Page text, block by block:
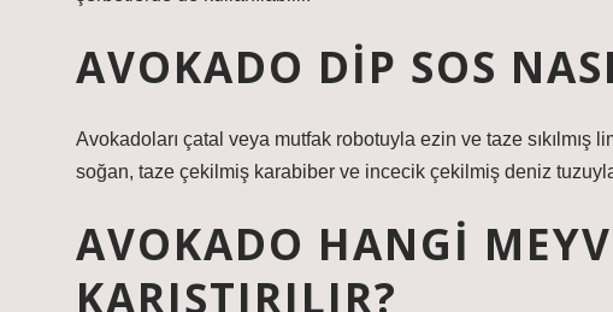
AVOKADO DIP SOS
Avokadoları çatal veya mutfak robotuyla ezin ve taze sıkılmış
soğan, taze çekilmiş karabiber ve incecik çekilmiş deniz
AVOKADO HANGI
KARIŞTIRILIR?